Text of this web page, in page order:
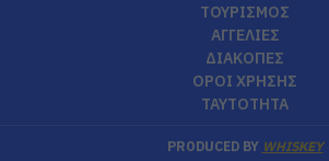
ΤΟΥΡΙΣΜΟΣ
ΑΓΓΕΛΙΕΣ
ΔΙΑΚΟΠΕΣ
ΟΡΟΙ ΧΡΗΣΗΣ
ΤΑΥΤΟΤΗΤΑ
PRODUCED BY WHISKEY